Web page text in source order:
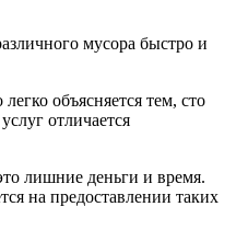
мусора быстро и
объясняется тем, сто
отличается
лишние деньги и время.
на предоставлении таких